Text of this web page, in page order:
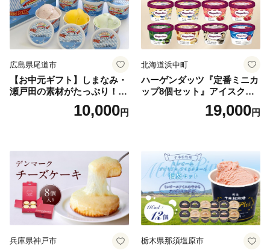
広島県尾道市
【お中元ギフト】しまなみ・
瀬戸田の素材がたっぷり！ジ
10,000円
北海道浜中町
ハーゲンダッツ『定番ミニカ
ップ8個セット』アイスクリ
ーム アイス スイーツ デザー
19,000円
兵庫県神戸市 栃木県那須塩原市